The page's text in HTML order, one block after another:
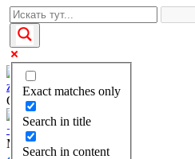
Exact matches only
Search in title
Search in content
zakaz@kgbi-1.ru
Отдел продаж
+7(495)649-69-28
Многоканальный